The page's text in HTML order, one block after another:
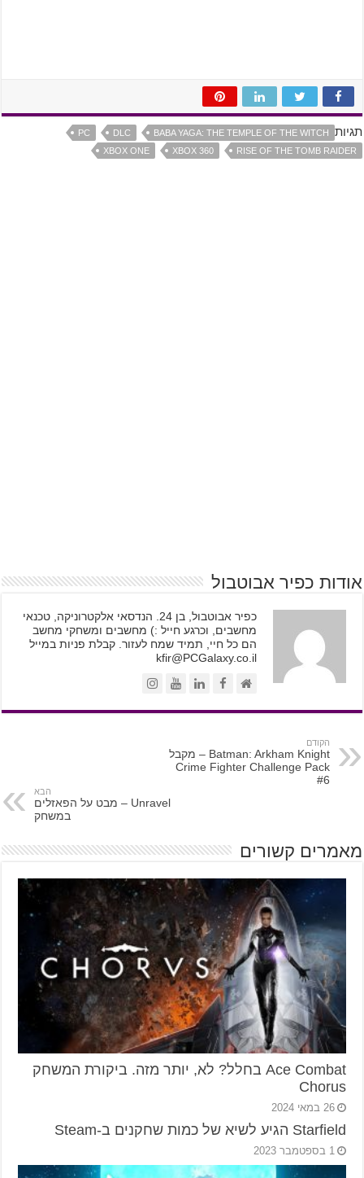
תגיות BABA YAGA: THE TEMPLE OF THE WITCH
DLC
PC
RISE OF THE TOMB RAIDER
XBOX 360
XBOX ONE
אודות כפיר אבוטבול
כפיר אבוטבול, בן 24. הנדסאי אלקטרוניקה, טכנאי
מחשבים, וכרגע חייל :) מחשבים ומשחקי מחשב
הם כל חיי, תמיד שמח לעזור. קבלת פניות במייל
kfir@PCGalaxy.co.il
הקודם
Batman: Arkham Knight – מקבל
Crime Fighter Challenge Pack
#6
הבא
Unravel – מבט על הפאזלים
במשחק
מאמרים קשורים
Ace Combat בחלל? לא, יותר מזה. ביקורת המשחק
Chorus
26 במאי 2024
Starfield הגיע לשיא של כמות שחקנים ב-Steam
1 בספטמבר 2023